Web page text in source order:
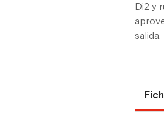
Di2 y
salida.